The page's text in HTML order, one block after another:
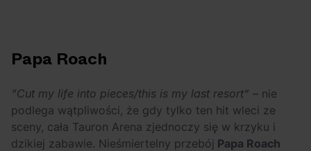
Papa Roach
“Cut my life into pieces/this is my last resort” – nie
podlega wątpliwości, że gdy tylko ten hit wleci ze
sceny, cała Tauron Arena zjednoczy się w krzyku i
dzikiej zabawie. Nieśmiertelny przebój Papa Roach